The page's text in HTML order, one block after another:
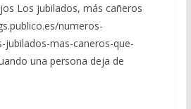
Los jubilados, más cañeros
numeros-
mas-caneros-que-
una persona deja de